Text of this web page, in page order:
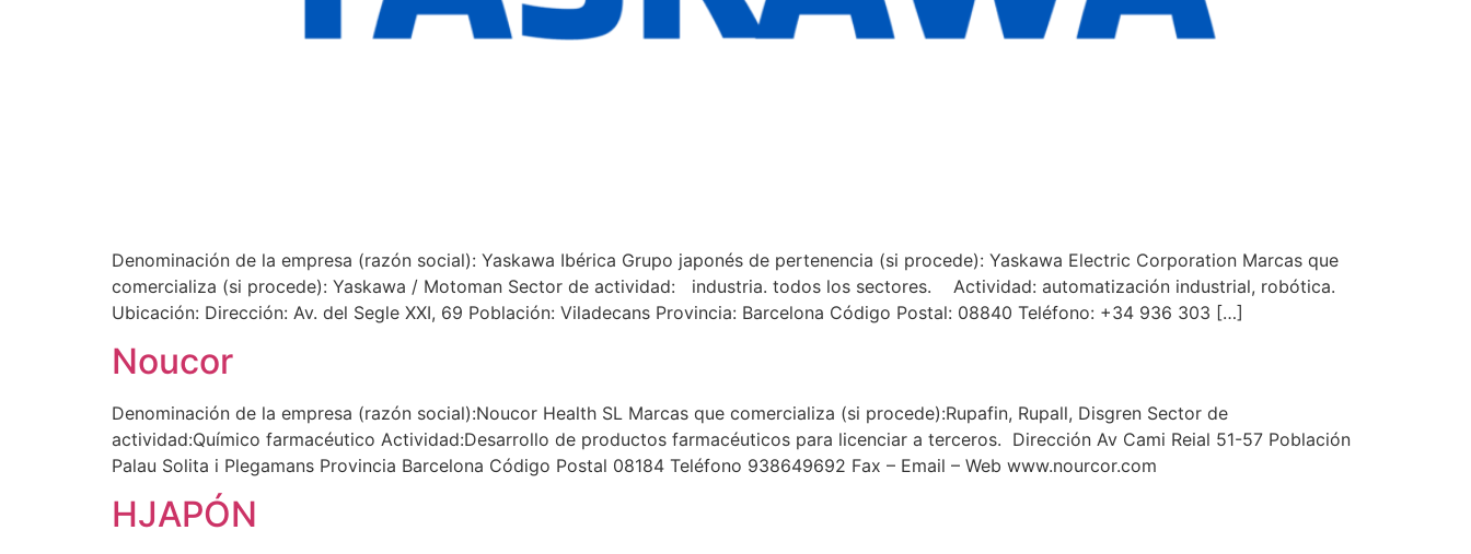
Denominación de la empresa (razón social): Yaskawa Ibérica Grupo japonés de pertenencia (si procede): Yaskawa Electric Corporation Marcas que
comercializa (si procede): Yaskawa / Motoman Sector de actividad: industria. todos los sectores. Actividad: automatización industrial, robótica.
Ubicación: Dirección: Av. del Segle XXI, 69 Población: Viladecans Provincia: Barcelona Código Postal: 08840 Teléfono: +34 936 303 […]
Noucor
Denominación de la empresa (razón social):Noucor Health SL Marcas que comercializa (si procede):Rupafin, Rupall, Disgren Sector de
actividad:Químico farmacéutico Actividad:Desarrollo de productos farmacéuticos para licenciar a terceros. Dirección Av Cami Reial 51-57 Población
Palau Solita i Plegamans Provincia Barcelona Código Postal 08184 Teléfono 938649692 Fax – Email – Web www.nourcor.com
HJAPÓN